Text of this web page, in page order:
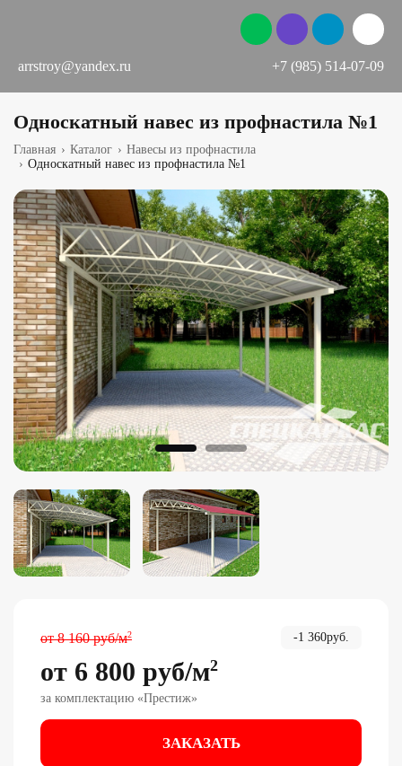
arrstroy@yandex.ru +7 (985) 514-07-09
Односкатный навес из профнастила №1
Главная › Каталог › Навесы из профнастила
› Односкатный навес из профнастила №1
от8 160 руб/м2 -1 360руб.
от 6 800 руб/м2
за комплектацию «Престиж»
ЗАКАЗАТЬ